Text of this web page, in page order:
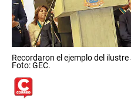
Recordaron el ejemplo del
Foto: GEC.